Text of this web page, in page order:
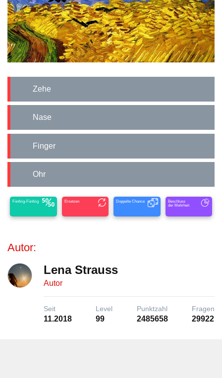
Zehe
Nase
Finger
Ohr
Fünfzig-Fünfzig Ersetzen Doppelte Chance
Beschluss
der Mehrheit
Autor:
Lena Strauss
Autor
Seit
11.2018
Level
99
Punktzahl
2485658
Fragen
29922